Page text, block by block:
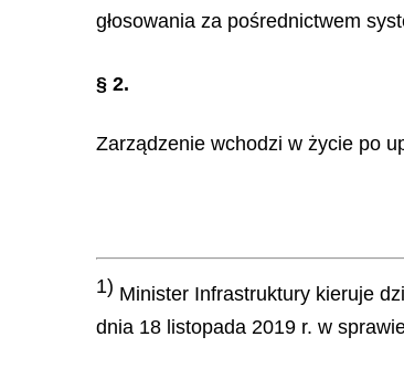
głosowania za pośrednictwem
§ 2.
Zarządzenie wchodzi w życie po
1) Minister Infrastruktury kieruje
dnia 18 listopada 2019 r. w